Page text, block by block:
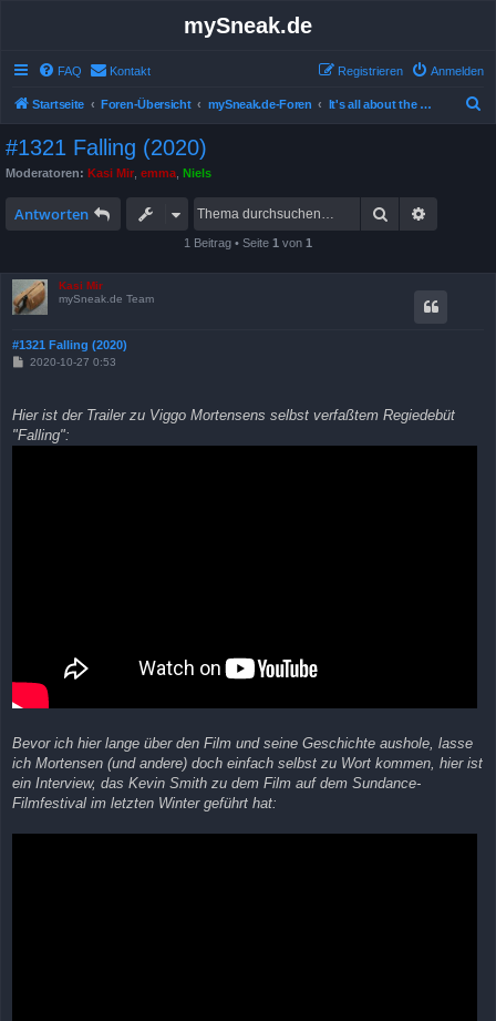
mySneak.de
FAQ Kontakt Anmelden
Registrieren
Startseite Foren-Übersicht mySneak.de-Foren It's all about the movies!
#1321 Falling (2020)
Moderatoren: Kasi Mir emma Niels
Antworten Suche
1 Beitrag • Seite 1 von 1
Kasi Mir
mySneak.de Team
#1321 Falling (2020)
B
r
a
g
2020-10-27 0:53
Hier ist der Trailer zu Viggo Mortensens selbst verfaßtem Regiedebüt
"Falling":
Bevor ich hier lange über den Film und seine Geschichte aushole, lasse
ich Mortensen (und andere) doch einfach selbst zu Wort kommen, hier ist
ein Interview, das Kevin Smith zu dem Film auf dem Sundance-
Filmfestival im letzten Winter geführt hat: